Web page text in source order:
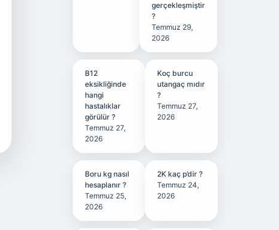
gerçekleşmiştir
?
Temmuz 29,
2026
B12
eksikliğinde
hangi
hastalıklar
görülür ?
Temmuz 27,
2026
Koç burcu
utangaç mıdır
?
Temmuz 27,
2026
Boru kg nasıl
hesaplanır ?
Temmuz 25,
2026
2K kaç p’dir ?
Temmuz 24,
2026